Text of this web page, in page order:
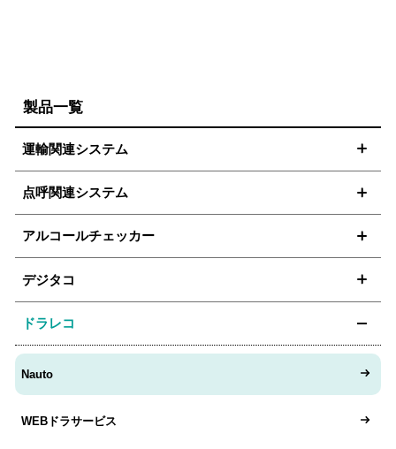
製品一覧
運輸関連システム
点呼関連システム
アルコールチェッカー
デジタコ
ドラレコ
Nauto
WEBドラサービス